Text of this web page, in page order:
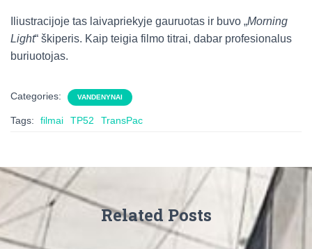
Iliustracijoje tas laivapriekyje gauruotas ir buvo „Morning
Light“ škiperis. Kaip teigia filmo titrai, dabar profesionalus
buriuotojas.
Categories: VANDENYNAI
Tags: filmai TP52 TransPac
Related Posts